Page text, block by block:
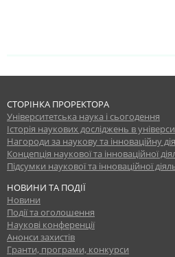
СТОРІНКА ПРОРЕКТОРА
Університетська наука і сьогодення
Історія наукових досліджень в
Нагороди за наукову та інноваційну
Концепція наукової та інноваційної
Підсумки наукової та інноваційної
НОВИНИ ТА ПОДІЇ
Новини
Події та оголошення
Наукові конференції
Анонси захистів
Гранти, програми, конкурси